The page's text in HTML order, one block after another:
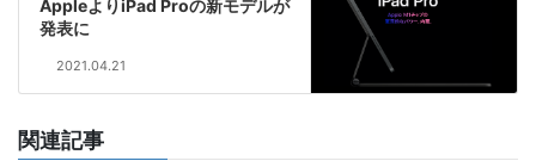
AppleよりiPad Proの新モデルが
発表に
2021.04.21
関連記事